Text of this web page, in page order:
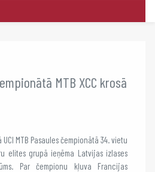
MTB XCC krosā
MTB Pasaules čempionātā 34. vietu
elites grupā ieņēma Latvijas izlases
Par čempionu kļuva Francijas